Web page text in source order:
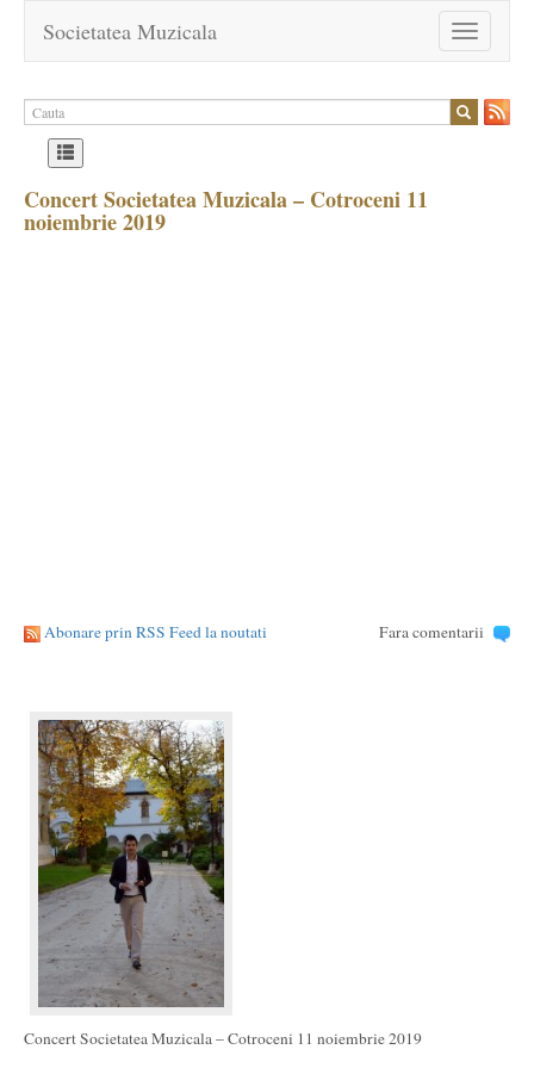
Toggle
navigation
Societatea Muzicala
Concert Societatea Muzicala – Cotroceni 11
noiembrie 2019
Abonare prin RSS Feed la noutati Fara comentarii
Concert Societatea Muzicala – Cotroceni 11 noiembrie 2019